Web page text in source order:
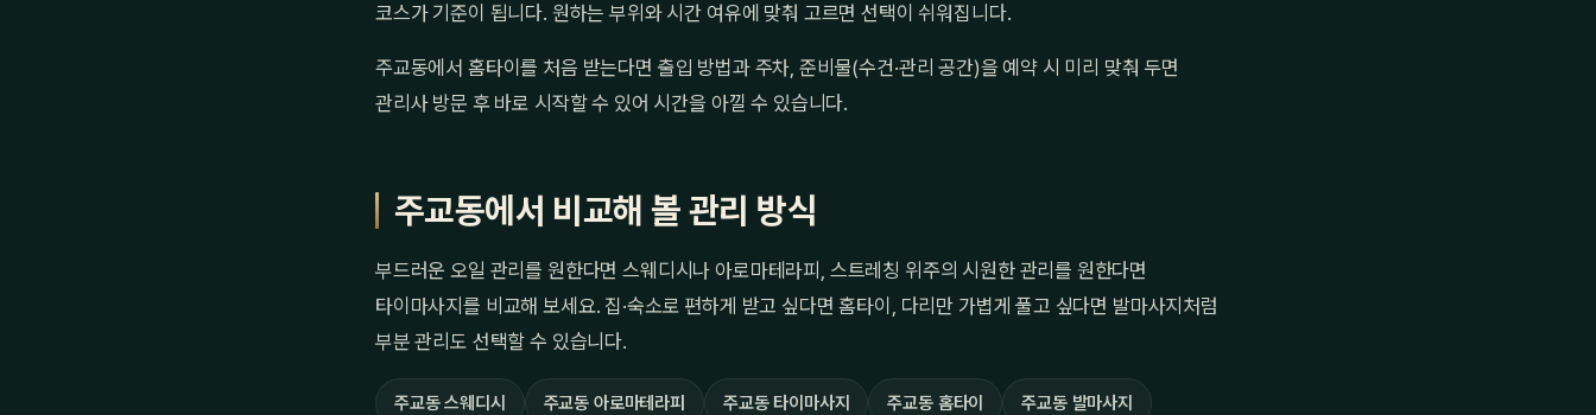
코스가 기준이 됩니다. 원하는 부위와 시간 여유에 맞춰 고르면 선택이 쉬워집니다.
주교동에서 홈타이를 처음 받는다면 출입 방법과 주차, 준비물(수건·관리 공간)을 예약 시 미리 맞춰 두면
관리사 방문 후 바로 시작할 수 있어 시간을 아낄 수 있습니다.
주교동에서 비교해 볼 관리 방식
부드러운 오일 관리를 원한다면 스웨디시나 아로마테라피, 스트레칭 위주의 시원한 관리를 원한다면
타이마사지를 비교해 보세요. 집·숙소로 편하게 받고 싶다면 홈타이, 다리만 가볍게 풀고 싶다면 발마사지처럼
부분 관리도 선택할 수 있습니다.
주교동 스웨디시 주교동 아로마테라피 주교동 타이마사지 주교동 홈타이 주교동 발마사지